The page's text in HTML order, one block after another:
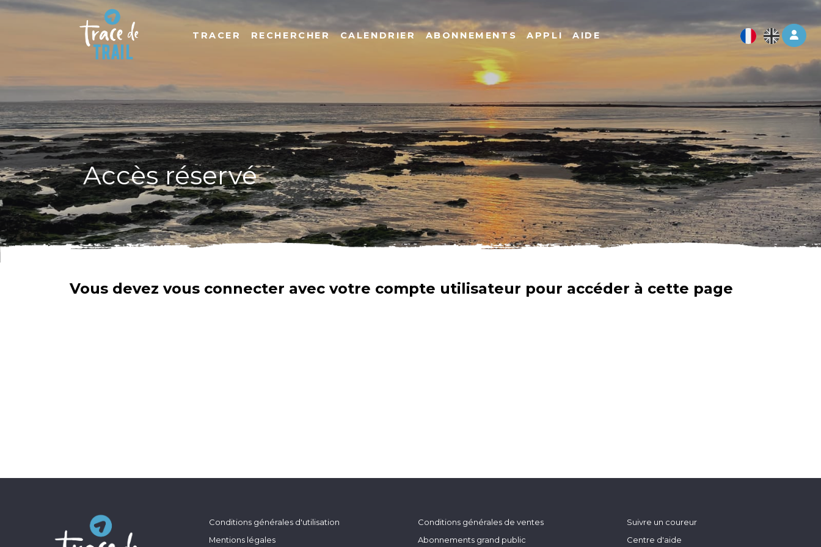
Log
TRACER RECHERCHER CALENDRIER ABONNEMENTS APPLI AIDE
Accès réservé
Vous devez vous connecter avec votre compte utilisateur pour accéder à cette page
Conditions générales d'utilisation
Mentions légales
Conditions générales de ventes
Abonnements grand public
Suivre un coureur
Centre d'aide